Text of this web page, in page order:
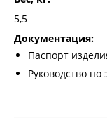
5,5
Документация:
Паспорт
Руководство по